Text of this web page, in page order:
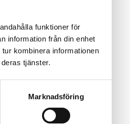
funktioner för
information från din enhet
kombinera informationen
tjänster.
Marknadsföring